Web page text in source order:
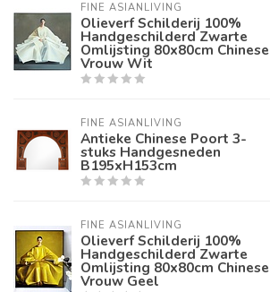
FINE ASIANLIVING
Olieverf Schilderij 100%
Handgeschilderd Zwarte
Omlijsting 80x80cm Chinese
Vrouw Wit
FINE ASIANLIVING
Antieke Chinese Poort 3-
stuks Handgesneden
B195xH153cm
FINE ASIANLIVING
Olieverf Schilderij 100%
Handgeschilderd Zwarte
Omlijsting 80x80cm Chinese
Vrouw Geel